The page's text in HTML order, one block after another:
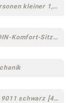
Gasfeder Niedrig - für Personen kleiner 1,60 m
Ergonomischer DIN-Komfort-Sitz [75]
Polyamid Fußkreuz RAL 9011 schwarz [44]